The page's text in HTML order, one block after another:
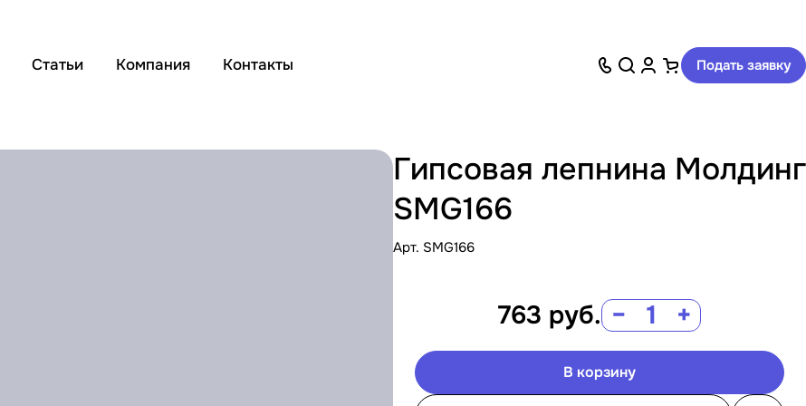
Статьи Компания Контакты Подать заявку
Гипсовая лепнина Молдинг
SMG166
Арт. SMG166
763 руб. − +
В корзину